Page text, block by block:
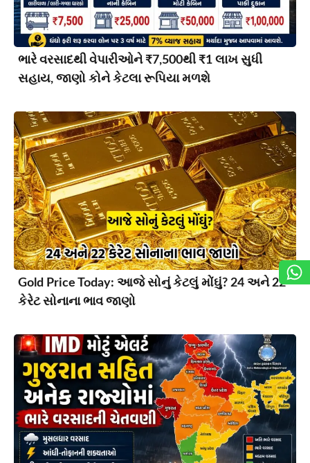
ભારે વરસાદથી વેપારીઓને ₹7,500થી ₹1 લાખ સુધી
સહાય, જાણો કોને કેટલા રૂપિયા મળશે
Gold Price Today: આજે સોનું કેટલું મોંઘું? 24 અને 22
કેરેટ સોનાના ભાવ જાણો